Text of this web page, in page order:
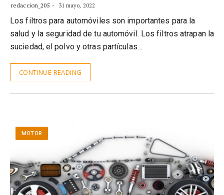
redaccion_205 31 mayo, 2022
Los filtros para automóviles son importantes para la
salud y la seguridad de tu automóvil. Los filtros atrapan la
suciedad, el polvo y otras partículas…
CONTINUE READING
MOTOR